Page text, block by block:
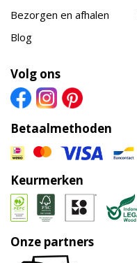
Bezorgen en afhalen
Blog
Volg ons
Betaalmethoden
Keurmerken
Onze partners